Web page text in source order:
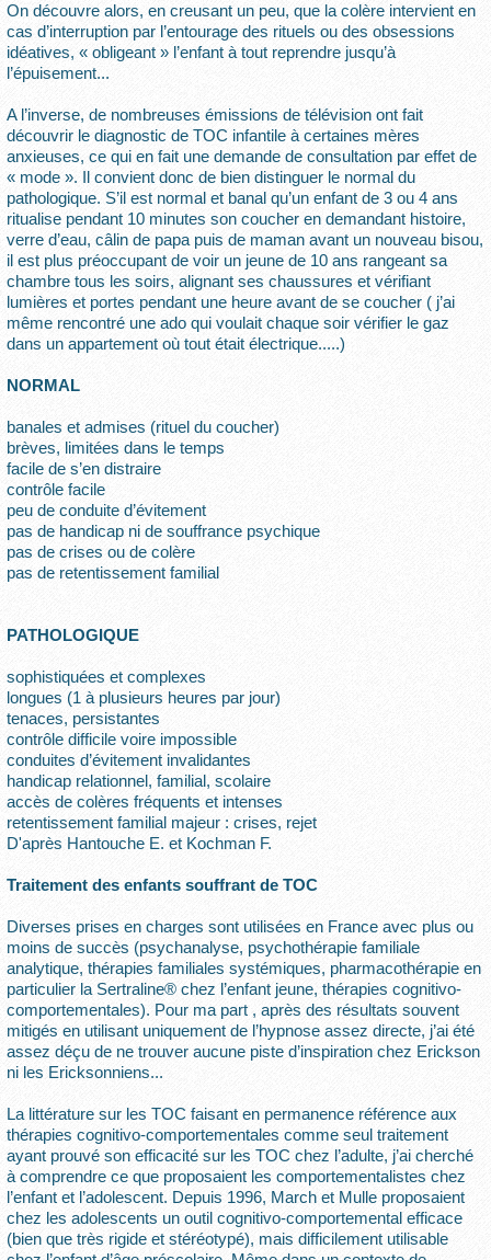
On découvre alors, en creusant un peu, que la colère intervient en
cas d’interruption par l’entourage des rituels ou des obsessions
idéatives, « obligeant » l’enfant à tout reprendre jusqu’à
l’épuisement...
A l’inverse, de nombreuses émissions de télévision ont fait
découvrir le diagnostic de TOC infantile à certaines mères
anxieuses, ce qui en fait une demande de consultation par effet de
« mode ». Il convient donc de bien distinguer le normal du
pathologique. S’il est normal et banal qu’un enfant de 3 ou 4 ans
ritualise pendant 10 minutes son coucher en demandant histoire,
verre d’eau, câlin de papa puis de maman avant un nouveau bisou,
il est plus préoccupant de voir un jeune de 10 ans rangeant sa
chambre tous les soirs, alignant ses chaussures et vérifiant
lumières et portes pendant une heure avant de se coucher ( j’ai
même rencontré une ado qui voulait chaque soir vérifier le gaz
dans un appartement où tout était électrique.....)
NORMAL
banales et admises (rituel du coucher)
brèves, limitées dans le temps
facile de s’en distraire
contrôle facile
peu de conduite d’évitement
pas de handicap ni de souffrance psychique
pas de crises ou de colère
pas de retentissement familial
PATHOLOGIQUE
sophistiquées et complexes
longues (1 à plusieurs heures par jour)
tenaces, persistantes
contrôle difficile voire impossible
conduites d’évitement invalidantes
handicap relationnel, familial, scolaire
accès de colères fréquents et intenses
retentissement familial majeur : crises, rejet
D'après Hantouche E. et Kochman F.
Traitement des enfants souffrant de TOC
Diverses prises en charges sont utilisées en France avec plus ou
moins de succès (psychanalyse, psychothérapie familiale
analytique, thérapies familiales systémiques, pharmacothérapie en
particulier la Sertraline® chez l’enfant jeune, thérapies cognitivo-
comportementales). Pour ma part , après des résultats souvent
mitigés en utilisant uniquement de l’hypnose assez directe, j’ai été
assez déçu de ne trouver aucune piste d’inspiration chez Erickson
ni les Ericksonniens...
La littérature sur les TOC faisant en permanence référence aux
thérapies cognitivo-comportementales comme seul traitement
ayant prouvé son efficacité sur les TOC chez l’adulte, j’ai cherché
à comprendre ce que proposaient les comportementalistes chez
l’enfant et l’adolescent. Depuis 1996, March et Mulle proposaient
chez les adolescents un outil cognitivo-comportemental efficace
(bien que très rigide et stéréotypé), mais difficilement utilisable